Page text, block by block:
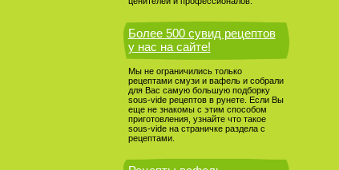
Более 500 сувид рецептов
у нас на сайте!
Мы не ограничились только
рецептами смузи и вафель и собрали
для Вас самую большую подборку
sous-vide рецептов в рунете. Если Вы
еще не знакомы с этим способом
приготовления, узнайте что такое
sous-vide на страничке раздела с
рецептами.